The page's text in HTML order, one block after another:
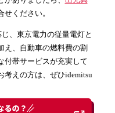
せください。
、東京電力の従量電灯と
え、自動車の燃料費の割
付帯サービスが充実して
考えの方は、ぜひidemitsu